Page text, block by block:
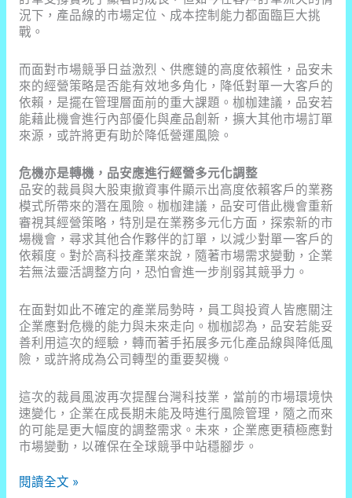
況下，產品線的市場定位、成本控制能力都面臨巨大挑
戰。
而面對市場競爭日益激烈、供應鏈的高度依賴性，品安未
來的經營策略是否能有效地多角化，降低對單一大客戶的
依賴，是擺在管理層面前的重大課題。枷枷建議，品安若
能藉此機會進行內部優化與產品創新，擴大其他市場訂單
來源，或許將更有助於降低營運風險。
危機亦是轉機，品安應進行經營多元化調整
品安的裁員與大股東撤資事件顯示出高度依賴客戶的業務
模式所帶來的潛在風險。枷枷建議，品安可借此機會重新
審視其經營策略，特別是在業務多元化方面，探索新的市
場機會，尋求其他合作夥伴的訂單，以減少對單一客戶的
依賴度。對於高科技產業來說，隨著市場需求變動，企業
若無法靈活調整方向，恐怕會進一步削弱其競爭力。
在面對如此不確定的產業局勢時，員工與投資人皆應關注
企業應對危機的能力與未來走向。枷枷認為，品安若能妥
善利用這次的經驗，轉而著手拓展多元化產品線與降低風
險，或許將成為公司轉型的重要契機。
這次的裁員風波再次提醒台灣科技業，當前的市場環境快
速變化，企業在成長期未能及時進行風險管理，隨之而來
的可能是更大幅度的調整需求。未來，企業應更積極應對
市場變動，以確保在全球競爭中站穩腳步。
台
閱讀全文 »